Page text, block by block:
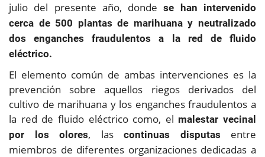
julio del presente año, dondese han intervenido
cerca de 500 plantas de marihuana y neutralizado
dos enganches fraudulentos a la red de fluido
eléctrico.
El elemento común de ambas intervenciones es la
prevención sobre aquellos riegos derivados del
cultivo de marihuana y los enganches fraudulentos a
la red de fluido eléctrico como, el malestar vecinal
por los olores, las continuas disputas entre
miembros de diferentes organizaciones dedicadas a